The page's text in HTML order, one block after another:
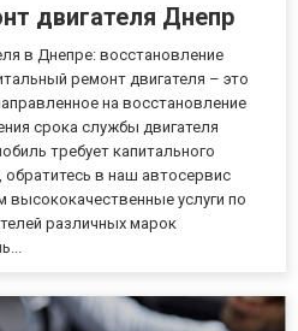
двигателя Днепр
в Днепре: восстановление
ремонт двигателя – это
на восстановление
срока службы двигателя
требует капитального
в наш автосервис
услуги по
различных марок